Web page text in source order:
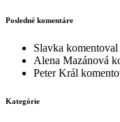
Posledné komentáre
Slavka komentoval
Alena Mazánová
Peter Král
Kategórie